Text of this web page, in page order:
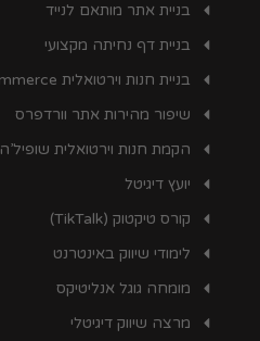
בניית אתר מותאם לנייד
בניית דף נחיתה מקצועי
בניית חנות וירטואלית Ecommerce
שיפור מהירות אתר וורדפרס
הקמת חנות וירטואלית שופיל’ה
יועץ דיגיטל
קורס טיקטוק (TikTalk)
לימודי שיווק באינטרנט
מומחה גוגל אנליטיקס
מרצה שיווק דיגיטלי